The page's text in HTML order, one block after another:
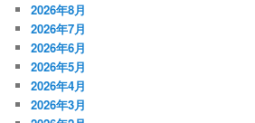
2026年8月
2026年7月
2026年6月
2026年5月
2026年4月
2026年3月